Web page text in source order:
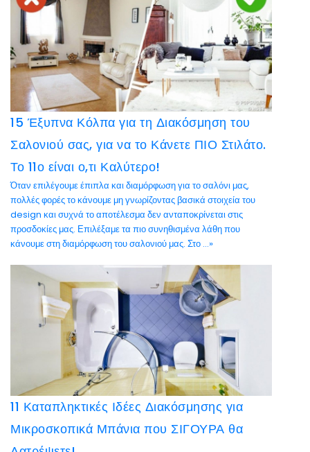
15 Έξυπνα Κόλπα για τη Διακόσμηση του
Σαλονιού σας, για να το Κάνετε ΠΙΟ Στιλάτο.
Το 11ο είναι ο,τι Καλύτερο!
Όταν επιλέγουμε έπιπλα και διαμόρφωση για το σαλόνι μας,
πολλές φορές το κάνουμε μη γνωρίζοντας βασικά στοιχεία του
design και συχνά το αποτέλεσμα δεν ανταποκρίνεται στις
προσδοκίες μας. Επιλέξαμε τα πιο συνηθισμένα λάθη που
κάνουμε στη διαμόρφωση του σαλονιού μας. Στο ...»
11 Καταπληκτικές Ιδέες Διακόσμησης για
Μικροσκοπικά Μπάνια που ΣΙΓΟΥΡΑ θα